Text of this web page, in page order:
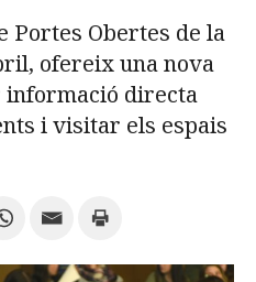
Portes Obertes de la
ofereix una nova
directa
i visitar els espais